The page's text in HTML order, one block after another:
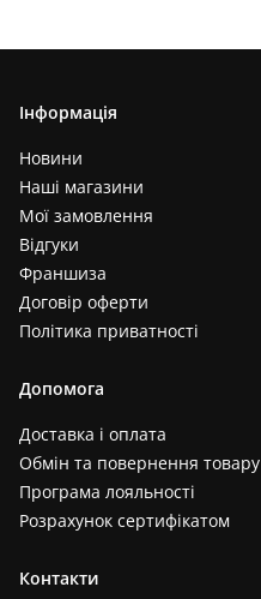
Інформація
Новини
Наші магазини
Мої замовлення
Відгуки
Франшиза
Договір оферти
Політика приватності
Допомога
Доставка і оплата
Обмін та повернення товару
Програма лояльності
Розрахунок сертифікатом
Контакти